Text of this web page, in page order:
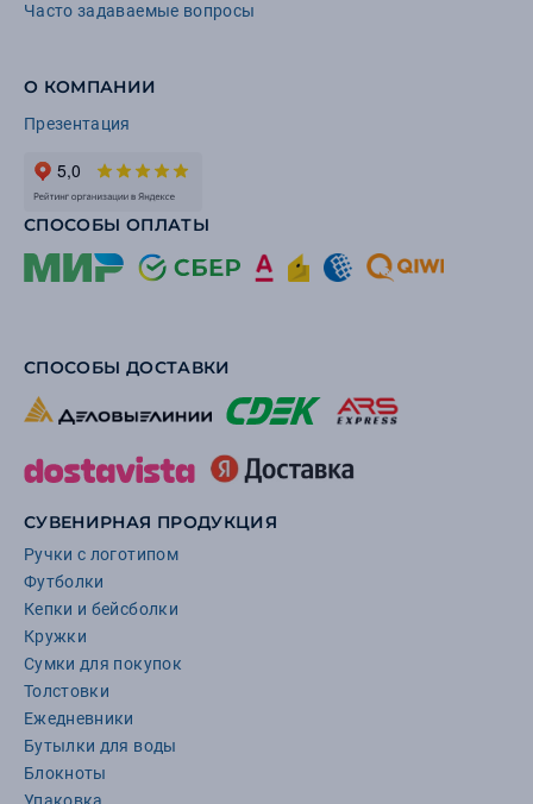
Часто задаваемые вопросы
О КОМПАНИИ
Презентация
СПОСОБЫ ОПЛАТЫ
СПОСОБЫ ДОСТАВКИ
СУВЕНИРНАЯ ПРОДУКЦИЯ
Ручки с логотипом
Футболки
Кепки и бейсболки
Кружки
Сумки для покупок
Толстовки
Ежедневники
Бутылки для воды
Блокноты